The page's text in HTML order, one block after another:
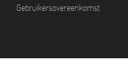
Gebruikersovereenkomst